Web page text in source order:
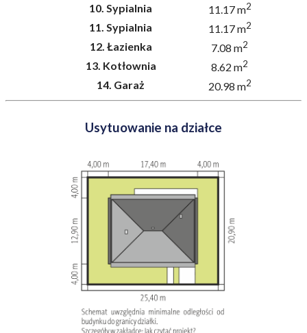
10. Sypialnia 11.17 m2
11. Sypialnia 11.17 m2
12. Łazienka 7.08 m2
13. Kotłownia 8.62 m2
14. Garaż 20.98 m2
Usytuowanie na działce